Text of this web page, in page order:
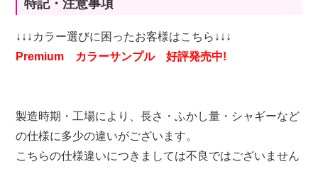
特記・注意事項
↓↓↓カラー選びに困ったお客様はこちら↓↓↓
Premium カラーサンプル 好評発売中!
製造時期・工場により、長さ・ふかし量・シャギーなど
の仕様に多少の違いがございます。
こちらの仕様違いにつきましては不良ではございません